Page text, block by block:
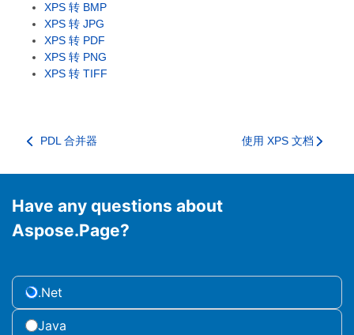
XPS 转 BMP
XPS 转 JPG
XPS 转 PDF
XPS 转 PNG
XPS 转 TIFF
PDL 合并器 使用 XPS 文档
Have any questions about
Aspose.Page?
.Net
Java